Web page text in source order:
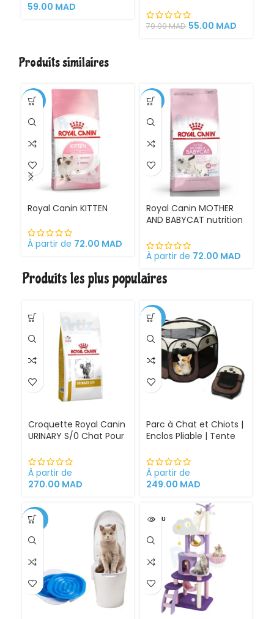
200 ml
59.00 MAD
79.00MAD 55.00 MAD
Produits similaires
-1%
Royal Canin KITTEN
À partir de 72.00 MAD
-11%
Royal Canin MOTHER
AND BABYCAT nutrition
et ses chatons
Croquettes pour
gestantes/allaitantes
À partir de 72.00 MAD
Produits les plus populaires
Croquette Royal Canin
URINARY S/0 Chat Pour
Cystite régime
médicalisé
À partir de
270.00 MAD
-30%
Parc à Chat et Chiots |
Enclos Pliable | Tente
et extérieur
À partir de
249.00 MAD
-34% VENDU